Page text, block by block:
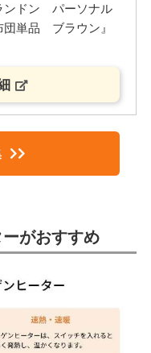
ンドン パーソナル
団単品 ブラウン』
がおすすめ